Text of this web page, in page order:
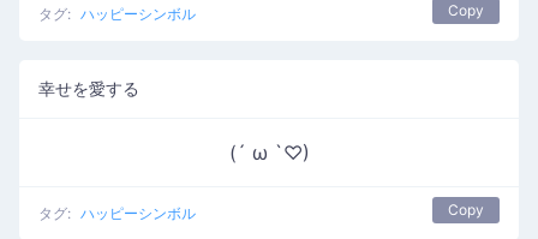
タグ: ハッピーシンボル Copy
幸せを愛する
(´ ω `♡)
タグ: ハッピーシンボル Copy